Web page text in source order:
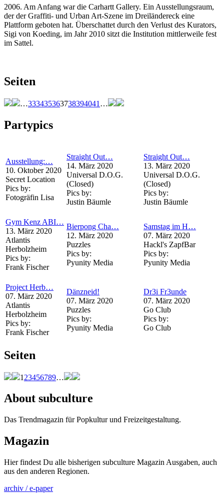
2006. Am Anfang war die Carhartt Gallery. Ein Ausstellungsraum,
der der Graffiti- und Urban Art-Szene im Dreiländereck eine
Plattform geboten hat. Überschattet durch den Verlust des Kurators,
Sigi von Koeding, im Jahr 2010 sitzt die Institution mittlerweile fest
im Sattel.
Seiten
…333435363738394041 …
Partypics
Ausstellung:…
10. Oktober 2020
Secret Location
Pics by:
Fotogräfin Lisa
Straight Out…
14. März 2020
Universal D.O.G.
(Closed)
Pics by:
Justin Bäumle
Straight Out…
13. März 2020
Universal D.O.G.
(Closed)
Pics by:
Justin Bäumle
Gym Kenz ABI…
13. März 2020
Atlantis
Herbolzheim
Pics by:
Frank Fischer
Bierpong Cha…
12. März 2020
Puzzles
Pics by:
Pyunity Media
Samstag im H…
07. März 2020
Hackl's ZapfBar
Pics by:
Pyunity Media
Project Herb…
07. März 2020
Atlantis
Herbolzheim
Pics by:
Frank Fischer
Dänzneid!
07. März 2020
Puzzles
Pics by:
Pyunity Media
Dr3i Fr3unde
07. März 2020
Go Club
Pics by:
Go Club
Seiten
1 23456789…
About subculture
Das Trendmagazin für Popkultur und Freizeitgestaltung.
Magazin
Hier findest Du alle bisherigen subculture Magazin Ausgaben, auch
aus den anderen Regionen.
archiv / e-paper